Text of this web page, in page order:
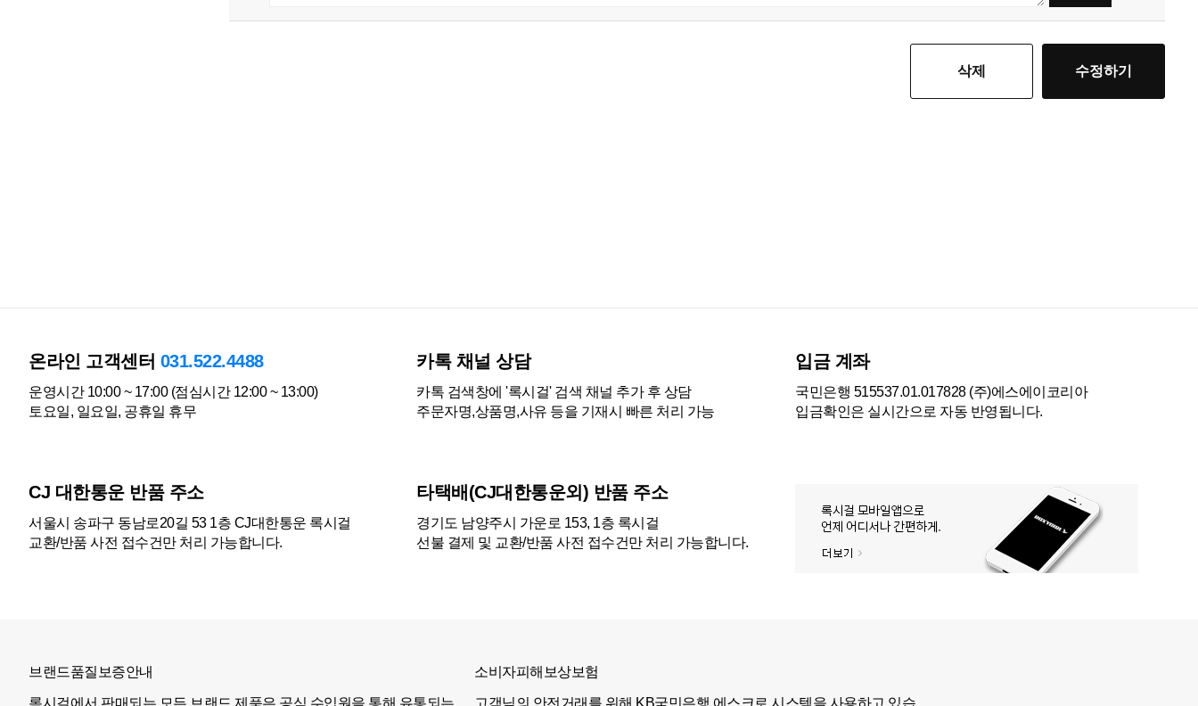
삭제 수정하기
온라인 고객센터 031.522.4488
운영시간 10:00 ~ 17:00 (점심시간 12:00 ~ 13:00)
토요일, 일요일, 공휴일 휴무
카톡 채널 상담
카톡 검색창에 '록시걸' 검색 채널 추가 후 상담
주문자명,상품명,사유 등을 기재시 빠른 처리 가능
입금 계좌
국민은행 515537.01.017828 (주)에스에이코리아
입금확인은 실시간으로 자동 반영됩니다.
CJ 대한통운 반품 주소
서울시 송파구 동남로20길 53 1층 CJ대한통운 록시걸
교환/반품 사전 접수건만 처리 가능합니다.
타택배(CJ대한통운외) 반품 주소
경기도 남양주시 가운로 153, 1층 록시걸
선불 결제 및 교환/반품 사전 접수건만 처리 가능합니다.
브랜드품질보증안내
록시걸에서 판매되는 모든 브랜드 제품은 공식 수입원을 통해 유통되는
소비자피해보상보험
고객님의 안전거래를 위해 KB국민은행 에스크로 시스템을 사용하고 있습